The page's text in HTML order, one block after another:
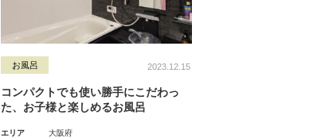
お風呂 2023.12.15
コンパクトでも使い勝手にこだわっ
た、お子様と楽しめるお風呂
エリア 大阪府